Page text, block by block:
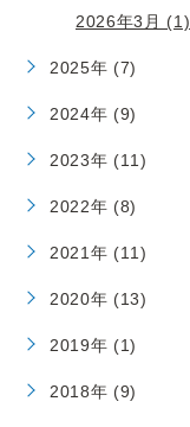
2026年3月 (1)
2025年 (7)
2024年 (9)
2023年 (11)
2022年 (8)
2021年 (11)
2020年 (13)
2019年 (1)
2018年 (9)